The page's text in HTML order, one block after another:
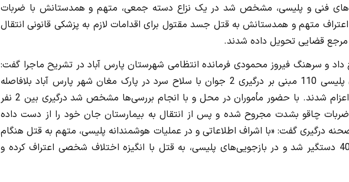
فنی و پلیسی، مشخص شد در یک نزاع دسته جمعی، متهم و همدستانش با ضربات
اعتراف متهم و همدستانش به قتل جسد مقتول برای اقدامات لازم به پزشکی قانونی انتقال
قضایی تحویل داده شدند.
و سرهنگ فیروز محمودی فرمانده انتظامی شهرستان پارس آباد در تشریح ماجرا گفت:
«در پی تماس‌های مردمی با مرکز فوریت‌های پلیسی 110 مبنی بر درگیری 2 جوان با سلاح سرد در پارک مغان شهر پارس آباد بلافاصله
مأموران انتظامی کلانتری 11 معلم به محل اعزام شدند. با حضور مأموران در محل و با انجام بررسی‌ها مشخص شد درگیری بین 2 نفر
بر اثر اصابت ضربات چاقو بشدت مجروح شده و پس از انتقال به بیمارستان جان خود را از دست داده
درگیری گفت: «با اشراف اطلاعاتی و در عملیات هوشمندانه پلیسی، متهم به قتل هنگام
فرار با استفاده از یک دستگاه سواری پژو 405 دستگیر شد و در بازجویی‌های پلیسی، به قتل با انگیزه اختلاف شخصی اعتراف کرده و